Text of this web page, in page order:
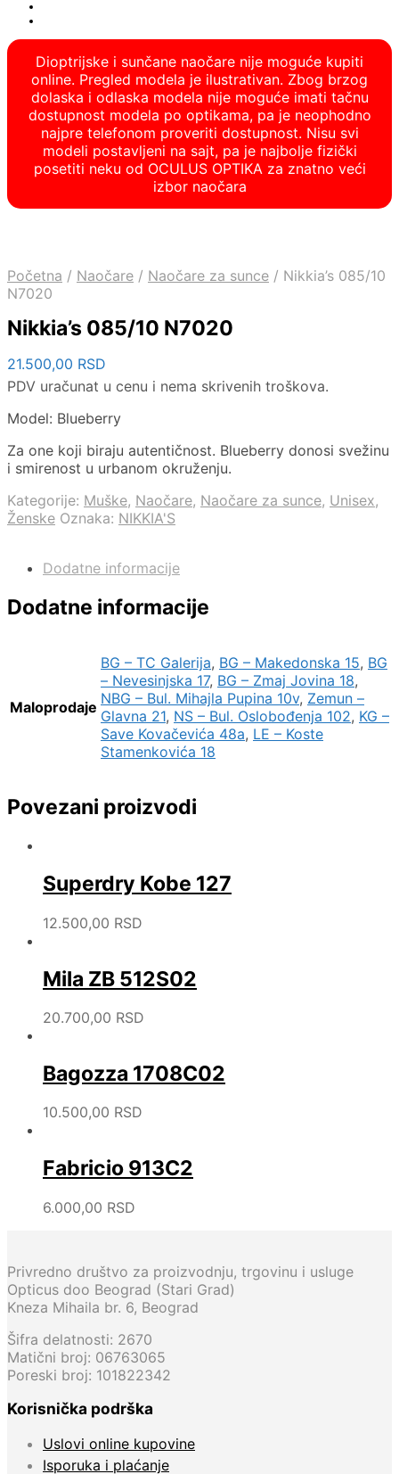
Dioptrijske i sunčane naočare nije moguće kupiti
online. Pregled modela je ilustrativan. Zbog brzog
dolaska i odlaska modela nije moguće imati tačnu
dostupnost modela po optikama, pa je neophodno
najpre telefonom proveriti dostupnost. Nisu svi
modeli postavljeni na sajt, pa je najbolje fizički
posetiti neku od OCULUS OPTIKA za znatno veći
izbor naočara
Početna / Naočare / Naočare za sunce / Nikkia’s 085/10
N7020
Nikkia’s 085/10 N7020
21.500,00 RSD
PDV uračunat u cenu i nema skrivenih troškova.
Model: Blueberry
Za one koji biraju autentičnost. Blueberry donosi svežinu
i smirenost u urbanom okruženju.
Kategorije: Muške, Naočare, Naočare za sunce, Unisex,
Ženske Oznaka: NIKKIA'S
Dodatne informacije
Dodatne informacije
Maloprodaje
BG – TC Galerija, BG – Makedonska 15, BG
– Nevesinjska 17, BG – Zmaj Jovina 18,
NBG – Bul. Mihajla Pupina 10v, Zemun –
Glavna 21, NS – Bul. Oslobođenja 102, KG –
Save Kovačevića 48a, LE – Koste
Stamenkovića 18
Povezani proizvodi
Superdry Kobe 127
12.500,00 RSD
Mila ZB 512S02
20.700,00 RSD
Bagozza 1708C02
10.500,00 RSD
Fabricio 913C2
6.000,00 RSD
Privredno društvo za proizvodnju, trgovinu i usluge
Opticus doo Beograd (Stari Grad)
Kneza Mihaila br. 6, Beograd
Šifra delatnosti: 2670
Matični broj: 06763065
Poreski broj: 101822342
Korisnička podrška
Uslovi online kupovine
Isporuka i plaćanje